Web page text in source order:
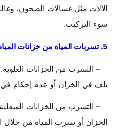
الآلات مثل غسالات الصحون،
سوء التركيب.
5. تسربات المياه من خزانات المياه:
– التسرب من الخزانات
تلف في الخزان أو عدم إحكام في
– التسرب من الخزانات
الخزان أو تسرب المياه من خلال